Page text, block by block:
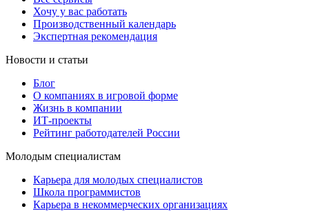
Хочу у вас работать
Производственный календарь
Экспертная рекомендация
Новости и статьи
Блог
О компаниях в игровой форме
Жизнь в компании
ИТ-проекты
Рейтинг работодателей России
Молодым специалистам
Карьера для молодых специалистов
Школа программистов
Карьера в некоммерческих организациях